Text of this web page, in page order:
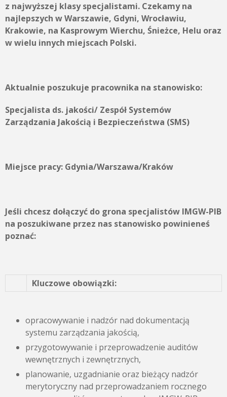
z najwyższej klasy specjalistami. Czekamy na
najlepszych w Warszawie, Gdyni, Wrocławiu,
Krakowie, na Kasprowym Wierchu, Śnieżce, Helu oraz
w wielu innych miejscach Polski.
Aktualnie poszukuje pracownika na stanowisko:
Specjalista ds. jakości/ Zespół Systemów
Zarządzania Jakością i Bezpieczeństwa (SMS)
Miejsce pracy: Gdynia/Warszawa/Kraków
Jeśli chcesz dołączyć do grona specjalistów IMGW-PIB
na poszukiwane przez nas stanowisko powinieneś
poznać:
Kluczowe obowiązki:
opracowywanie i nadzór nad dokumentacją
systemu zarządzania jakością,
przygotowywanie i przeprowadzenie auditów
wewnętrznych i zewnętrznych,
planowanie, uzgadnianie oraz bieżący nadzór
merytoryczny nad przeprowadzaniem rocznego